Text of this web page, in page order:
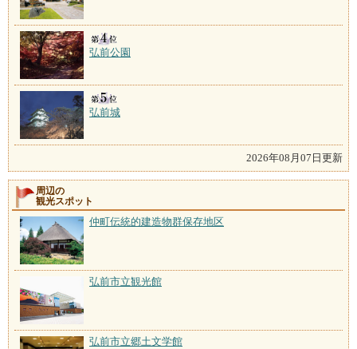
弘前公園
弘前城
2026年08月07日更新
周辺の
観光スポット
仲町伝統的建造物群保存地区
弘前市立観光館
弘前市立郷土文学館